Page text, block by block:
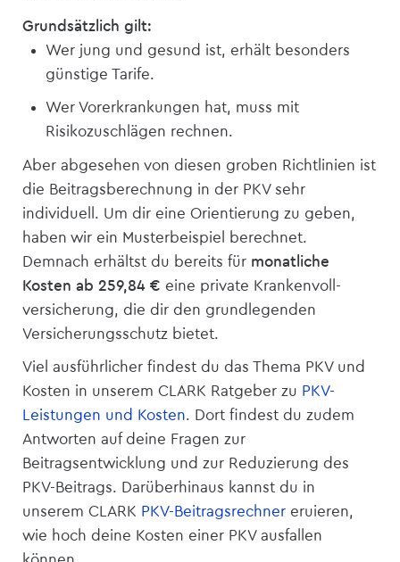
Grundsätzlich gilt:
Wer jung und gesund ist, erhält besonders
günstige Tarife.
Wer Vorerkrankungen hat, muss mit
Risikozuschlägen rechnen.
Aber abgesehen von diesen groben Richtlinien ist
die Beitragsberechnung in der PKV sehr
individuell. Um dir eine Orientierung zu geben,
haben wir ein Musterbeispiel berechnet.
Demnach erhältst du bereits für monatliche
Kosten ab 259,84 € eine private Krankenvoll­
versicherung, die dir den grundlegenden
Versicherungsschutz bietet.
Viel ausführlicher findest du das Thema PKV und
Kosten in unserem CLARK Ratgeber zu PKV-
Leistungen und Kosten. Dort findest du zudem
Antworten auf deine Fragen zur
Beitragsentwicklung und zur Reduzierung des
PKV-Beitrags. Darüberhinaus kannst du in
unserem CLARK PKV-Beitragsrechner eruieren,
wie hoch deine Kosten einer PKV ausfallen